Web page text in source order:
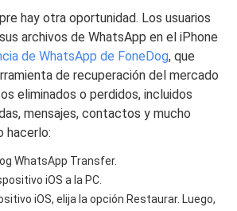
hay otra oportunidad. Los usuarios
archivos de WhatsApp en el iPhone
de WhatsApp de FoneDog, que
de recuperación del mercado
eliminados o perdidos, incluidos
mensajes, contactos y mucho
hacerlo:
WhatsApp Transfer.
iOS a la PC.
iOS, elija la opción Restaurar. Luego,